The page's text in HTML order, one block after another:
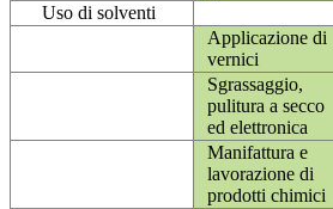
Uso di solventi
Applicazione di
vernici
Sgrassaggio,
pulitura a secco
ed elettronica
Manifattura e
lavorazione di
prodotti chimici